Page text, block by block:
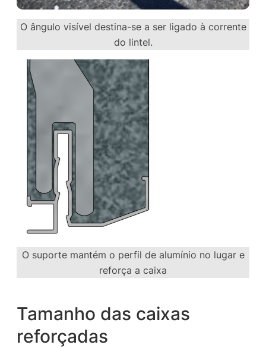
O ângulo visível destina-se a ser ligado à corrente
do lintel.
O suporte mantém o perfil de alumínio no lugar e
reforça a caixa
Tamanho das caixas
reforçadas